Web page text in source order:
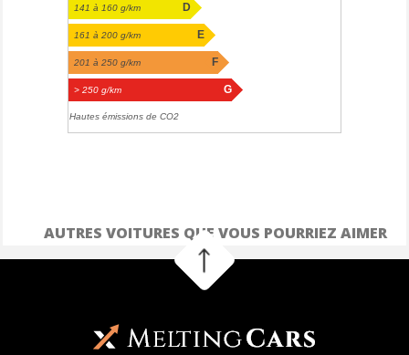
141 à 160 g/km D
161 à 200 g/km E
201 à 250 g/km F
> 250 g/km G
Hautes émissions de CO2
AUTRES VOITURES QUE VOUS POURRIEZ AIMER